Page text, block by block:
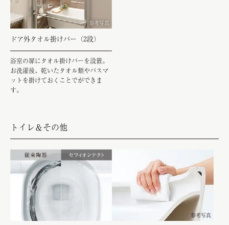
参考写真
ドア外タオル掛けバー（2段）
浴室の扉にタオル掛けバーを設置。
お洗濯後、乾いたタオル類やバスマ
ットを掛けておくことでができま
す。
トイレ＆その他
参考写真